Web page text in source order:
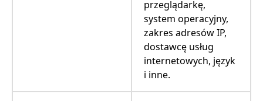
przeglądarkę,
system operacyjny,
zakres adresów IP,
dostawcę usług
internetowych, język
i inne.